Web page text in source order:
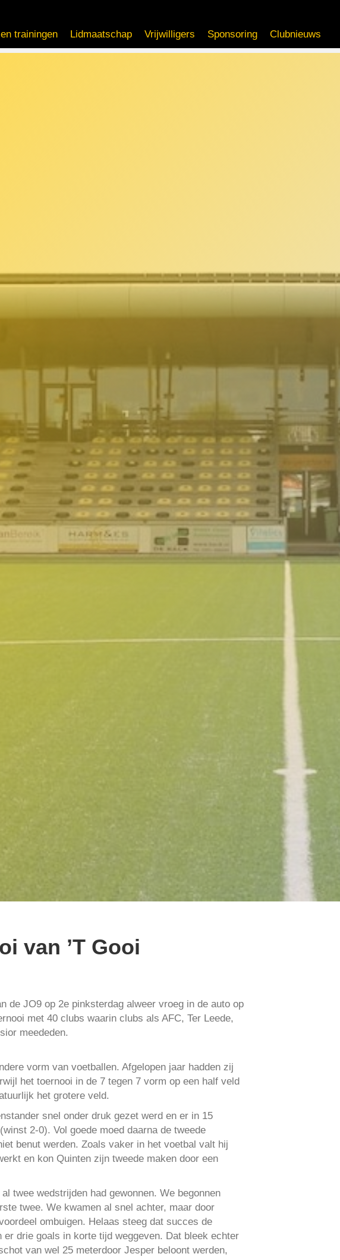
trainingen Lidmaatschap Vrijwilligers Sponsoring Clubnieuws
van ’T Gooi
de JO9 op 2e pinksterdag alweer vroeg in de auto op
met 40 clubs waarin clubs als AFC, Ter Leede,
meededen.
vorm van voetballen. Afgelopen jaar hadden zij
het toernooi in de 7 tegen 7 vorm op een half veld
het grotere veld.
snel onder druk gezet werd en er in 15
2-0). Vol goede moed daarna de tweede
benut werden. Zoals vaker in het voetbal valt hij
en kon Quinten zijn tweede maken door een
twee wedstrijden had gewonnen. We begonnen
twee. We kwamen al snel achter, maar door
ombuigen. Helaas steeg dat succes de
drie goals in korte tijd weggeven. Dat bleek echter
van wel 25 meterdoor Jesper beloont werden,